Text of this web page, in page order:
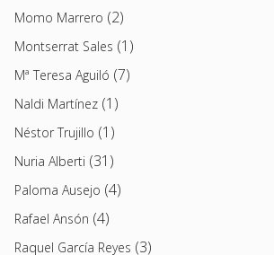
Momo Marrero (2)
Montserrat Sales (1)
Mª Teresa Aguiló (7)
Naldi Martínez (1)
Néstor Trujillo (1)
Nuria Alberti (31)
Paloma Ausejo (4)
Rafael Ansón (4)
Raquel García Reyes (3)